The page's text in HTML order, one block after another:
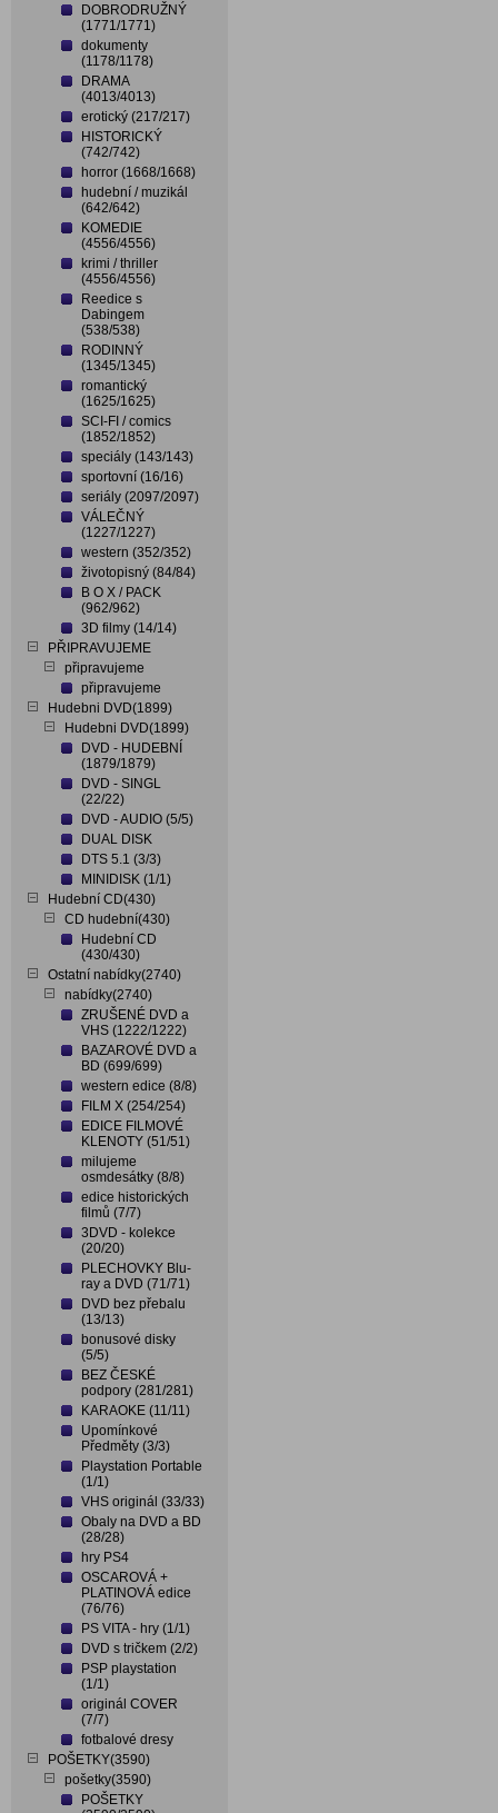
DOBRODRUŽNÝ
(1771/1771)
dokumenty
(1178/1178)
DRAMA
(4013/4013)
erotický (217/217)
HISTORICKÝ
(742/742)
horror (1668/1668)
hudební / muzikál
(642/642)
KOMEDIE
(4556/4556)
krimi / thriller
(4556/4556)
Reedice s
Dabingem
(538/538)
RODINNÝ
(1345/1345)
romantický
(1625/1625)
SCI-FI / comics
(1852/1852)
speciály (143/143)
sportovní (16/16)
seriály (2097/2097)
VÁLEČNÝ
(1227/1227)
western (352/352)
životopisný (84/84)
B O X / PACK
(962/962)
3D filmy (14/14)
PŘIPRAVUJEME
připravujeme
připravujeme
Hudebni DVD(1899)
Hudebni DVD(1899)
DVD - HUDEBNÍ
(1879/1879)
DVD - SINGL
(22/22)
DVD - AUDIO (5/5)
DUAL DISK
DTS 5.1 (3/3)
MINIDISK (1/1)
Hudební CD(430)
CD hudební(430)
Hudební CD
(430/430)
Ostatní nabídky(2740)
nabídky(2740)
ZRUŠENÉ DVD a
VHS (1222/1222)
BAZAROVÉ DVD a
BD (699/699)
western edice (8/8)
FILM X (254/254)
EDICE FILMOVÉ
KLENOTY (51/51)
milujeme
osmdesátky (8/8)
edice historických
filmů (7/7)
3DVD - kolekce
(20/20)
PLECHOVKY Blu-
ray a DVD (71/71)
DVD bez přebalu
(13/13)
bonusové disky
(5/5)
BEZ ČESKÉ
podpory (281/281)
KARAOKE (11/11)
Upomínkové
Předměty (3/3)
Playstation Portable
(1/1)
VHS originál (33/33)
Obaly na DVD a BD
(28/28)
hry PS4
OSCAROVÁ +
PLATINOVÁ edice
(76/76)
PS VITA - hry (1/1)
DVD s tričkem (2/2)
PSP playstation
(1/1)
originál COVER
(7/7)
fotbalové dresy
POŠETKY(3590)
pošetky(3590)
POŠETKY